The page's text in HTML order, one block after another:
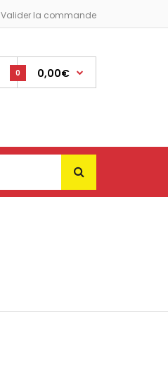
Valider la commande
0 0,00€